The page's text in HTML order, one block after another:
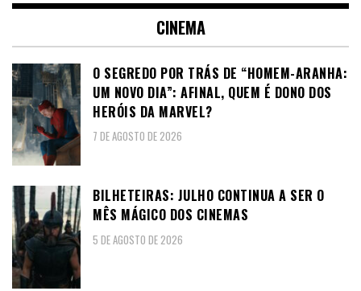
CINEMA
O SEGREDO POR TRÁS DE “HOMEM-ARANHA:
UM NOVO DIA”: AFINAL, QUEM É DONO DOS
HERÓIS DA MARVEL?
7 DE AGOSTO DE 2026
BILHETEIRAS: JULHO CONTINUA A SER O
MÊS MÁGICO DOS CINEMAS
5 DE AGOSTO DE 2026